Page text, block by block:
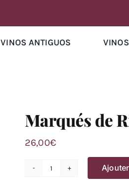
VINOS ANTIGUOS
Marqués de
26,00€